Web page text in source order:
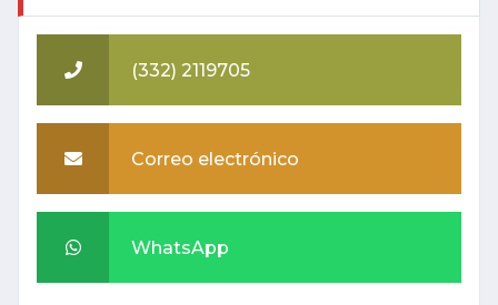
(332) 2119705
Correo electrónico
WhatsApp